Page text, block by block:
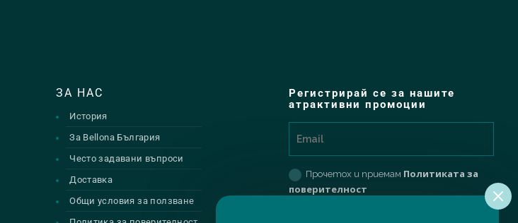
ЗА НАС
История
За Bellona България
Често задавани въпроси
Доставка
Общи условия за ползване
Регистрирай се за нашите
атрактивни промоции
Прочетох и приемам Политиката за
поверителност